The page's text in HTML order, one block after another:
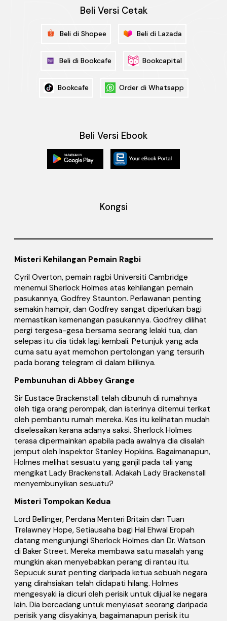
Beli Versi Cetak
Beli di Shopee Beli di Lazada
Beli di Bookcafe Bookcapital
Bookcafe Order di Whatsapp
Beli Versi Ebook
Kongsi
Misteri Kehilangan Pemain Ragbi
Cyril Overton, pemain ragbi Universiti Cambridge
menemui Sherlock Holmes atas kehilangan pemain
pasukannya, Godfrey Staunton. Perlawanan penting
semakin hampir, dan Godfrey sangat diperlukan bagi
memastikan kemenangan pasukannya. Godfrey dilihat
pergi tergesa-gesa bersama seorang lelaki tua, dan
selepas itu dia tidak lagi kembali. Petunjuk yang ada
cuma satu ayat memohon pertolongan yang tersurih
pada borang telegram di dalam biliknya.
Pembunuhan di Abbey Grange
Sir Eustace Brackenstall telah dibunuh di rumahnya
oleh tiga orang perompak, dan isterinya ditemui terikat
oleh pembantu rumah mereka. Kes itu kelihatan mudah
diselesaikan kerana adanya saksi. Sherlock Holmes
terasa dipermainkan apabila pada awalnya dia disalah
jemput oleh Inspektor Stanley Hopkins. Bagaimanapun,
Holmes melihat sesuatu yang ganjil pada tali yang
mengikat Lady Brackenstall. Adakah Lady Brackenstall
menyembunyikan sesuatu?
Misteri Tompokan Kedua
Lord Bellinger, Perdana Menteri Britain dan Tuan
Trelawney Hope, Setiausaha bagi Hal Ehwal Eropah
datang mengunjungi Sherlock Holmes dan Dr. Watson
di Baker Street. Mereka membawa satu masalah yang
mungkin akan menyebabkan perang di rantau itu.
Sepucuk surat penting daripada ketua sebuah negara
yang dirahsiakan telah didapati hilang. Holmes
mengesyaki ia dicuri oleh perisik untuk dijual ke negara
lain. Dia bercadang untuk menyiasat seorang daripada
perisik yang disyakinya, bagaimanapun perisik itu